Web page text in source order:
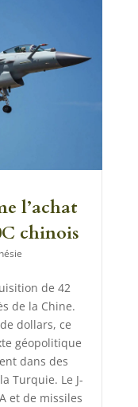
l’achat
chinois
de 42
de la Chine.
dollars, ce
géopolitique
dans des
Turquie. Le J-
et de missiles